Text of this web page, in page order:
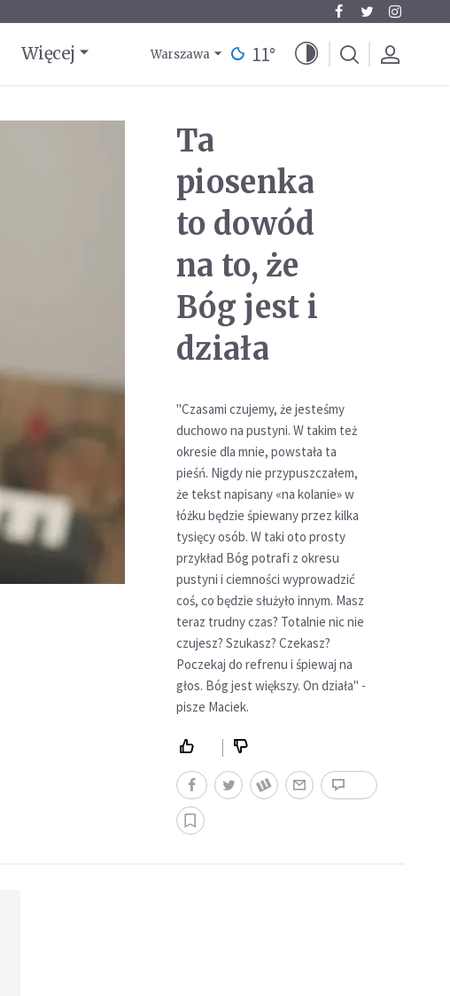
Więcej Warszawa 11°
Ta
piosenka
to dowód
na to, że
Bóg jest i
działa
"Czasami czujemy, że jesteśmy
duchowo na pustyni. W takim też
okresie dla mnie, powstała ta
pieśń. Nigdy nie przypuszczałem,
że tekst napisany «na kolanie» w
łóżku będzie śpiewany przez kilka
tysięcy osób. W taki oto prosty
przykład Bóg potrafi z okresu
pustyni i ciemności wyprowadzić
coś, co będzie służyło innym. Masz
teraz trudny czas? Totalnie nic nie
czujesz? Szukasz? Czekasz?
Poczekaj do refrenu i śpiewaj na
głos. Bóg jest większy. On działa" -
pisze Maciek.